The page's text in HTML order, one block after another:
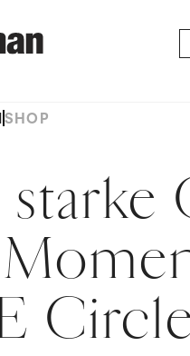
SHOP
starke